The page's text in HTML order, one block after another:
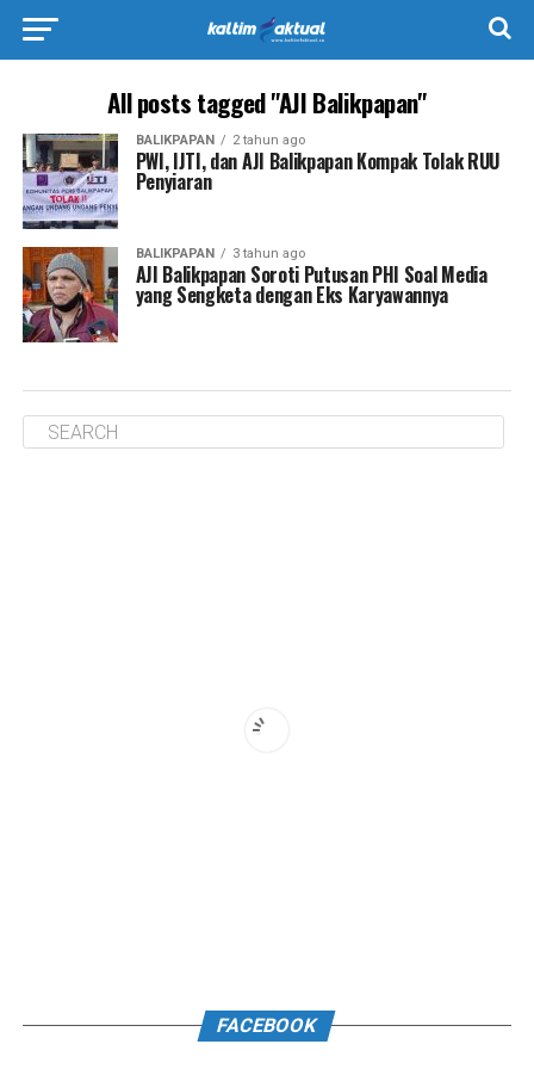
All posts tagged "AJI Balikpapan"
BALIKPAPAN 2 tahun ago
PWI, IJTI, dan AJI Balikpapan Kompak Tolak RUU
Penyiaran
BALIKPAPAN 3 tahun ago
AJI Balikpapan Soroti Putusan PHI Soal Media
yang Sengketa dengan Eks Karyawannya
FACEBOOK